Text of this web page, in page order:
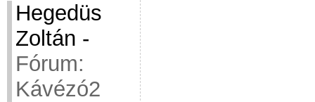
Hegedüs
Zoltán -
Fórum:
Kávézó2